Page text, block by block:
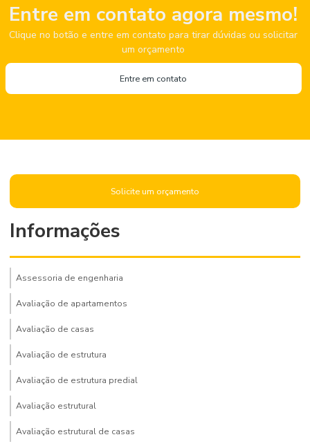
Entre em contato agora mesmo!
Clique no botão e entre em contato para tirar dúvidas ou solicitar
um orçamento
Entre em contato
Solicite um orçamento
Informações
Assessoria de engenharia
Avaliação de apartamentos
Avaliação de casas
Avaliação de estrutura
Avaliação de estrutura predial
Avaliação estrutural
Avaliação estrutural de casas